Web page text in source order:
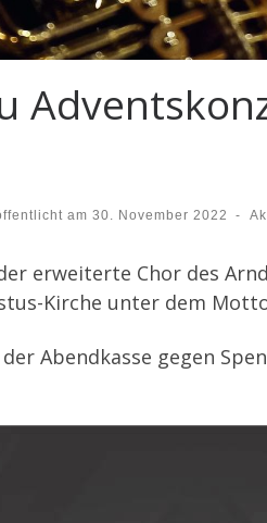
am 30. November 2022 -
erweiterte Chor des
Kirche unter dem
Abendkasse gegen